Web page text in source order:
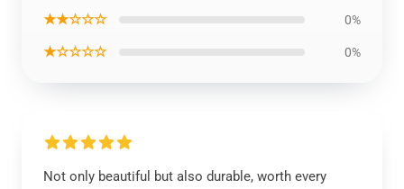
★★☆☆☆ 0%
★☆☆☆☆ 0%
Not only beautiful but also durable, worth every